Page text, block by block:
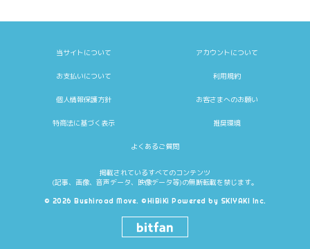
当サイトについて アカウントについて
お支払いについて 利用規約
個人情報保護方針 お客さまへのお願い
特商法に基づく表示 推奨環境
よくあるご質問
掲載されているすべてのコンテンツ
(記事、画像、音声データ、映像データ等)の無断転載を禁じます。
© 2026 Bushiroad Move. ©HiBiKi Powered by SKIYAKI Inc.